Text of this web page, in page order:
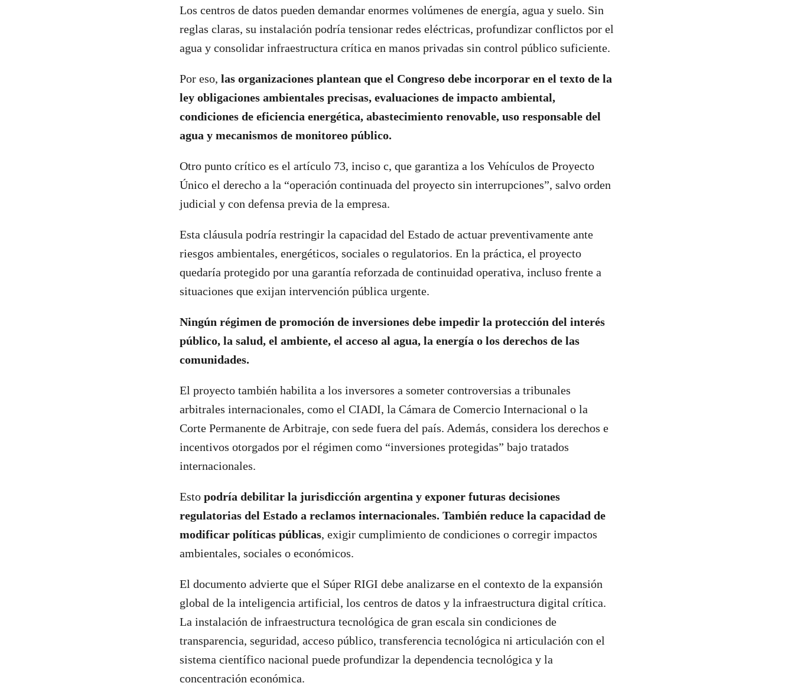
Los centros de datos pueden demandar enormes volúmenes de energía, agua y suelo. Sin
reglas claras, su instalación podría tensionar redes eléctricas, profundizar conflictos por el
agua y consolidar infraestructura crítica en manos privadas sin control público suficiente.
Por eso, las organizaciones plantean que el Congreso debe incorporar en el texto de la
ley obligaciones ambientales precisas, evaluaciones de impacto ambiental,
condiciones de eficiencia energética, abastecimiento renovable, uso responsable del
agua y mecanismos de monitoreo público.
Otro punto crítico es el artículo 73, inciso c, que garantiza a los Vehículos de Proyecto
Único el derecho a la “operación continuada del proyecto sin interrupciones”, salvo orden
judicial y con defensa previa de la empresa.
Esta cláusula podría restringir la capacidad del Estado de actuar preventivamente ante
riesgos ambientales, energéticos, sociales o regulatorios. En la práctica, el proyecto
quedaría protegido por una garantía reforzada de continuidad operativa, incluso frente a
situaciones que exijan intervención pública urgente.
Ningún régimen de promoción de inversiones debe impedir la protección del interés
público, la salud, el ambiente, el acceso al agua, la energía o los derechos de las
comunidades.
El proyecto también habilita a los inversores a someter controversias a tribunales
arbitrales internacionales, como el CIADI, la Cámara de Comercio Internacional o la
Corte Permanente de Arbitraje, con sede fuera del país. Además, considera los derechos e
incentivos otorgados por el régimen como “inversiones protegidas” bajo tratados
internacionales.
Esto podría debilitar la jurisdicción argentina y exponer futuras decisiones
regulatorias del Estado a reclamos internacionales. También reduce la capacidad de
modificar políticas públicas, exigir cumplimiento de condiciones o corregir impactos
ambientales, sociales o económicos.
El documento advierte que el Súper RIGI debe analizarse en el contexto de la expansión
global de la inteligencia artificial, los centros de datos y la infraestructura digital crítica.
La instalación de infraestructura tecnológica de gran escala sin condiciones de
transparencia, seguridad, acceso público, transferencia tecnológica ni articulación con el
sistema científico nacional puede profundizar la dependencia tecnológica y la
concentración económica.